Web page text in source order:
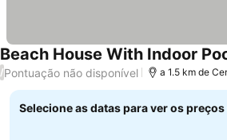
Beach House With Indoor
/Pontuação não disponível a 1.5 km de
Selecione as datas para ver os preços